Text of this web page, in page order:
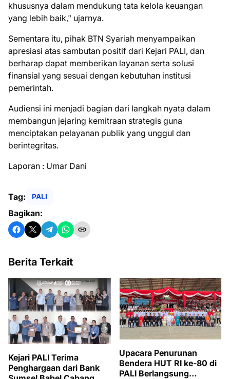
khususnya dalam mendukung tata kelola keuangan
yang lebih baik," ujarnya.
Sementara itu, pihak BTN Syariah menyampaikan
apresiasi atas sambutan positif dari Kejari PALI, dan
berharap dapat memberikan layanan serta solusi
finansial yang sesuai dengan kebutuhan institusi
pemerintah.
Audiensi ini menjadi bagian dari langkah nyata dalam
membangun jejaring kemitraan strategis guna
menciptakan pelayanan publik yang unggul dan
berintegritas.
Laporan : Umar Dani
Tag: PALI
Bagikan:
Berita Terkait
Kejari PALI Terima
Penghargaan dari Bank
Upacara Penurunan
Bendera HUT RI ke-80 di
PALI Berlangsung